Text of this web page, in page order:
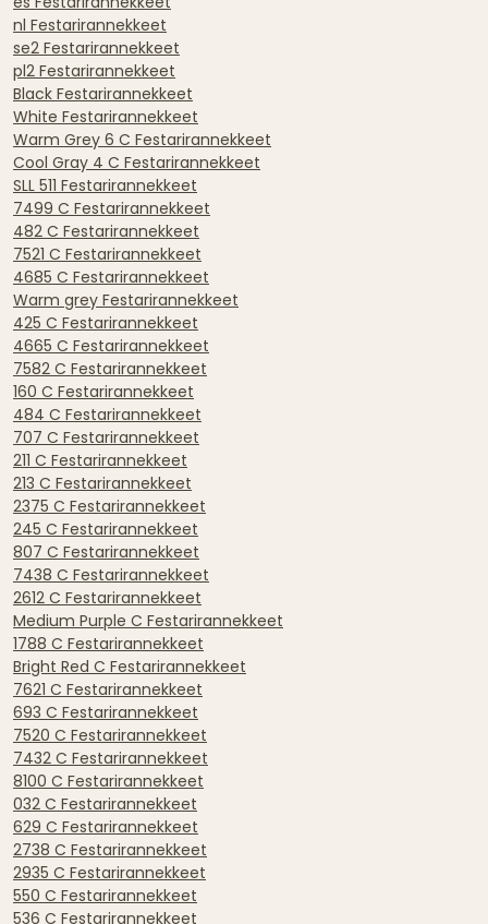
nl Festarirannekkeet
se2 Festarirannekkeet
pl2 Festarirannekkeet
Black Festarirannekkeet
White Festarirannekkeet
Warm Grey 6 C Festarirannekkeet
Cool Gray 4 C Festarirannekkeet
SLL 511 Festarirannekkeet
7499 C Festarirannekkeet
482 C Festarirannekkeet
7521 C Festarirannekkeet
4685 C Festarirannekkeet
Warm grey Festarirannekkeet
425 C Festarirannekkeet
4665 C Festarirannekkeet
7582 C Festarirannekkeet
160 C Festarirannekkeet
484 C Festarirannekkeet
707 C Festarirannekkeet
211 C Festarirannekkeet
213 C Festarirannekkeet
2375 C Festarirannekkeet
245 C Festarirannekkeet
807 C Festarirannekkeet
7438 C Festarirannekkeet
2612 C Festarirannekkeet
Medium Purple C Festarirannekkeet
1788 C Festarirannekkeet
Bright Red C Festarirannekkeet
7621 C Festarirannekkeet
693 C Festarirannekkeet
7520 C Festarirannekkeet
7432 C Festarirannekkeet
8100 C Festarirannekkeet
032 C Festarirannekkeet
629 C Festarirannekkeet
2738 C Festarirannekkeet
2935 C Festarirannekkeet
550 C Festarirannekkeet
536 C Festarirannekkeet